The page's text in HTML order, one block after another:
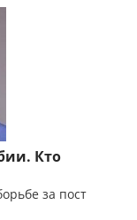
Кто
за пост